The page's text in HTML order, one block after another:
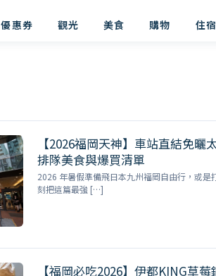
優惠券 觀光 美食 購物 住宿
【2026福岡天神】車站直結免曬
排隊美食與爆買清單
2026 年暑假準備飛日本九州福岡自由行，或
刻把這篇最強 […]
【福岡必吃2026】伊都KING草